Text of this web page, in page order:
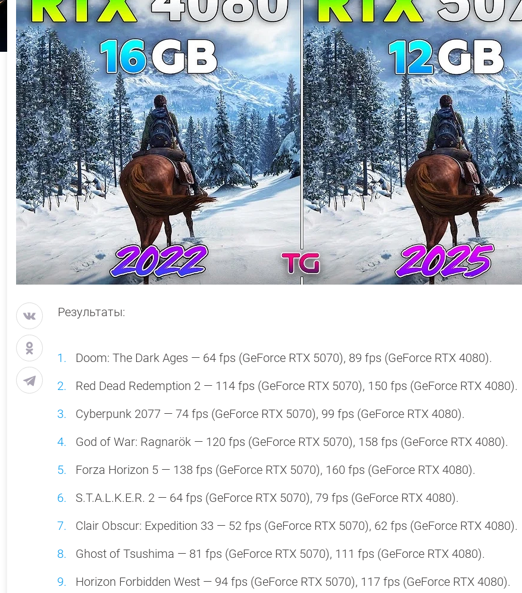
Результаты:
Doom: The Dark Ages — 64 fps (GeForce RTX 5070), 89 fps (GeForce RTX 4080).
Red Dead Redemption 2 — 114 fps (GeForce RTX 5070), 150 fps (GeForce RTX 4080).
Cyberpunk 2077 — 74 fps (GeForce RTX 5070), 99 fps (GeForce RTX 4080).
God of War: Ragnarök — 120 fps (GeForce RTX 5070), 158 fps (GeForce RTX 4080).
Forza Horizon 5 — 138 fps (GeForce RTX 5070), 160 fps (GeForce RTX 4080).
S.T.A.L.K.E.R. 2 — 64 fps (GeForce RTX 5070), 79 fps (GeForce RTX 4080).
Clair Obscur: Expedition 33 — 52 fps (GeForce RTX 5070), 62 fps (GeForce RTX 4080).
Ghost of Tsushima — 81 fps (GeForce RTX 5070), 111 fps (GeForce RTX 4080).
Horizon Forbidden West — 94 fps (GeForce RTX 5070), 117 fps (GeForce RTX 4080).